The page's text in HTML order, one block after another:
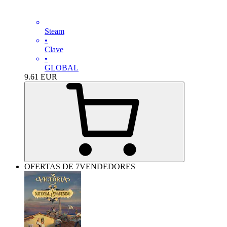
Steam
•
Clave
•
GLOBAL
9.61 EUR
OFERTAS DE 7VENDEDORES